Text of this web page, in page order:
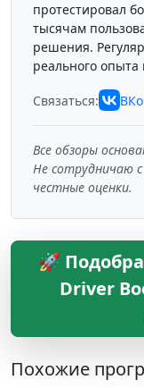
протестировал
тысячам
решения.
реального опыта
Связаться:
Все обзоры
Не сотрудничаю
честные оценки.
🚀
Driver
Похожие